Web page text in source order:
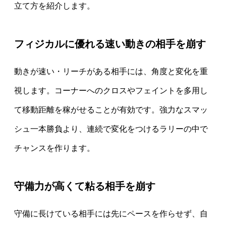
立て方を紹介します。
フィジカルに優れる速い動きの相手を崩す
動きが速い・リーチがある相手には、角度と変化を重
視します。コーナーへのクロスやフェイントを多用し
て移動距離を稼がせることが有効です。強力なスマッ
シュ一本勝負より、連続で変化をつけるラリーの中で
チャンスを作ります。
守備力が高くて粘る相手を崩す
守備に長けている相手には先にペースを作らせず、自